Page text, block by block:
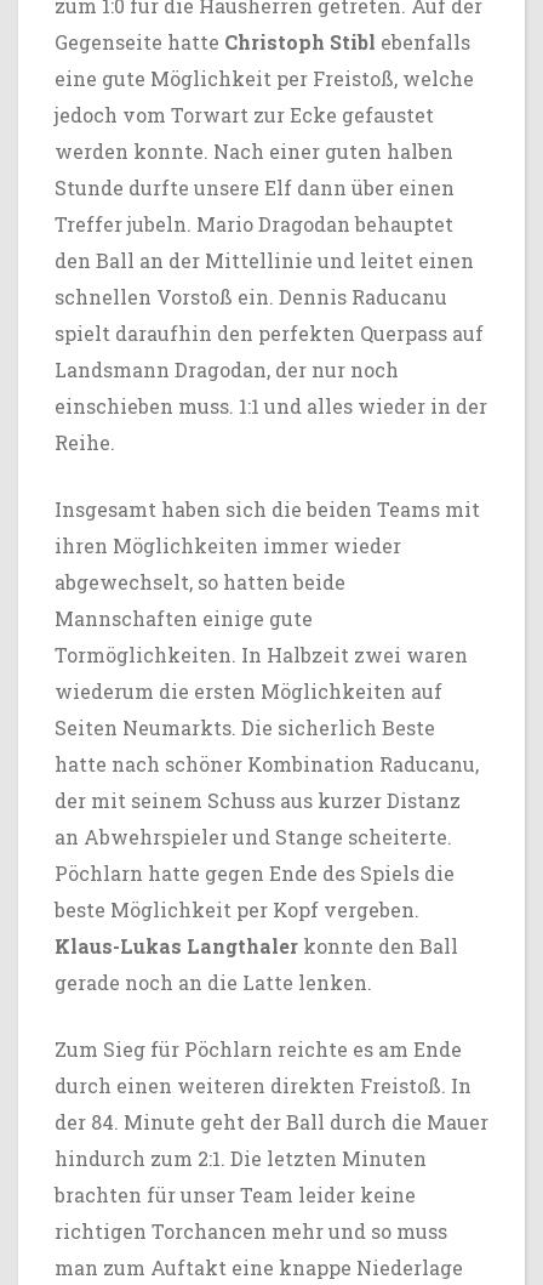
Gegenseite hatte Christoph Stibl ebenfalls
eine gute Möglichkeit per Freistoß, welche
jedoch vom Torwart zur Ecke gefaustet
werden konnte. Nach einer guten halben
Stunde durfte unsere Elf dann über einen
Treffer jubeln. Mario Dragodan behauptet
den Ball an der Mittellinie und leitet einen
schnellen Vorstoß ein. Dennis Raducanu
spielt daraufhin den perfekten Querpass auf
Landsmann Dragodan, der nur noch
einschieben muss. 1:1 und alles wieder in der
Reihe.
Insgesamt haben sich die beiden Teams mit
ihren Möglichkeiten immer wieder
abgewechselt, so hatten beide
Mannschaften einige gute
Tormöglichkeiten. In Halbzeit zwei waren
wiederum die ersten Möglichkeiten auf
Seiten Neumarkts. Die sicherlich Beste
hatte nach schöner Kombination Raducanu,
der mit seinem Schuss aus kurzer Distanz
an Abwehrspieler und Stange scheiterte.
Pöchlarn hatte gegen Ende des Spiels die
beste Möglichkeit per Kopf vergeben.
Klaus-Lukas Langthaler konnte den Ball
gerade noch an die Latte lenken.
Zum Sieg für Pöchlarn reichte es am Ende
durch einen weiteren direkten Freistoß. In
der 84. Minute geht der Ball durch die Mauer
hindurch zum 2:1. Die letzten Minuten
brachten für unser Team leider keine
richtigen Torchancen mehr und so muss
man zum Auftakt eine knappe Niederlage